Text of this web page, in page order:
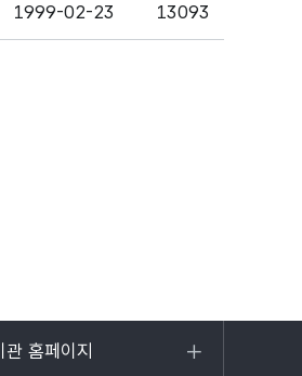
1999-02-23 13093
관 홈페이지